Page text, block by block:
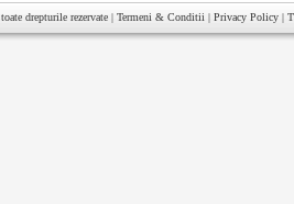
toate drepturile rezervate | Termeni & Conditii | Privacy Policy |